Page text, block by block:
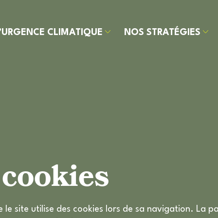
CLIMATIQUE NOS STRATÉGIES
le site utilise des cookies lors de sa navigation. La